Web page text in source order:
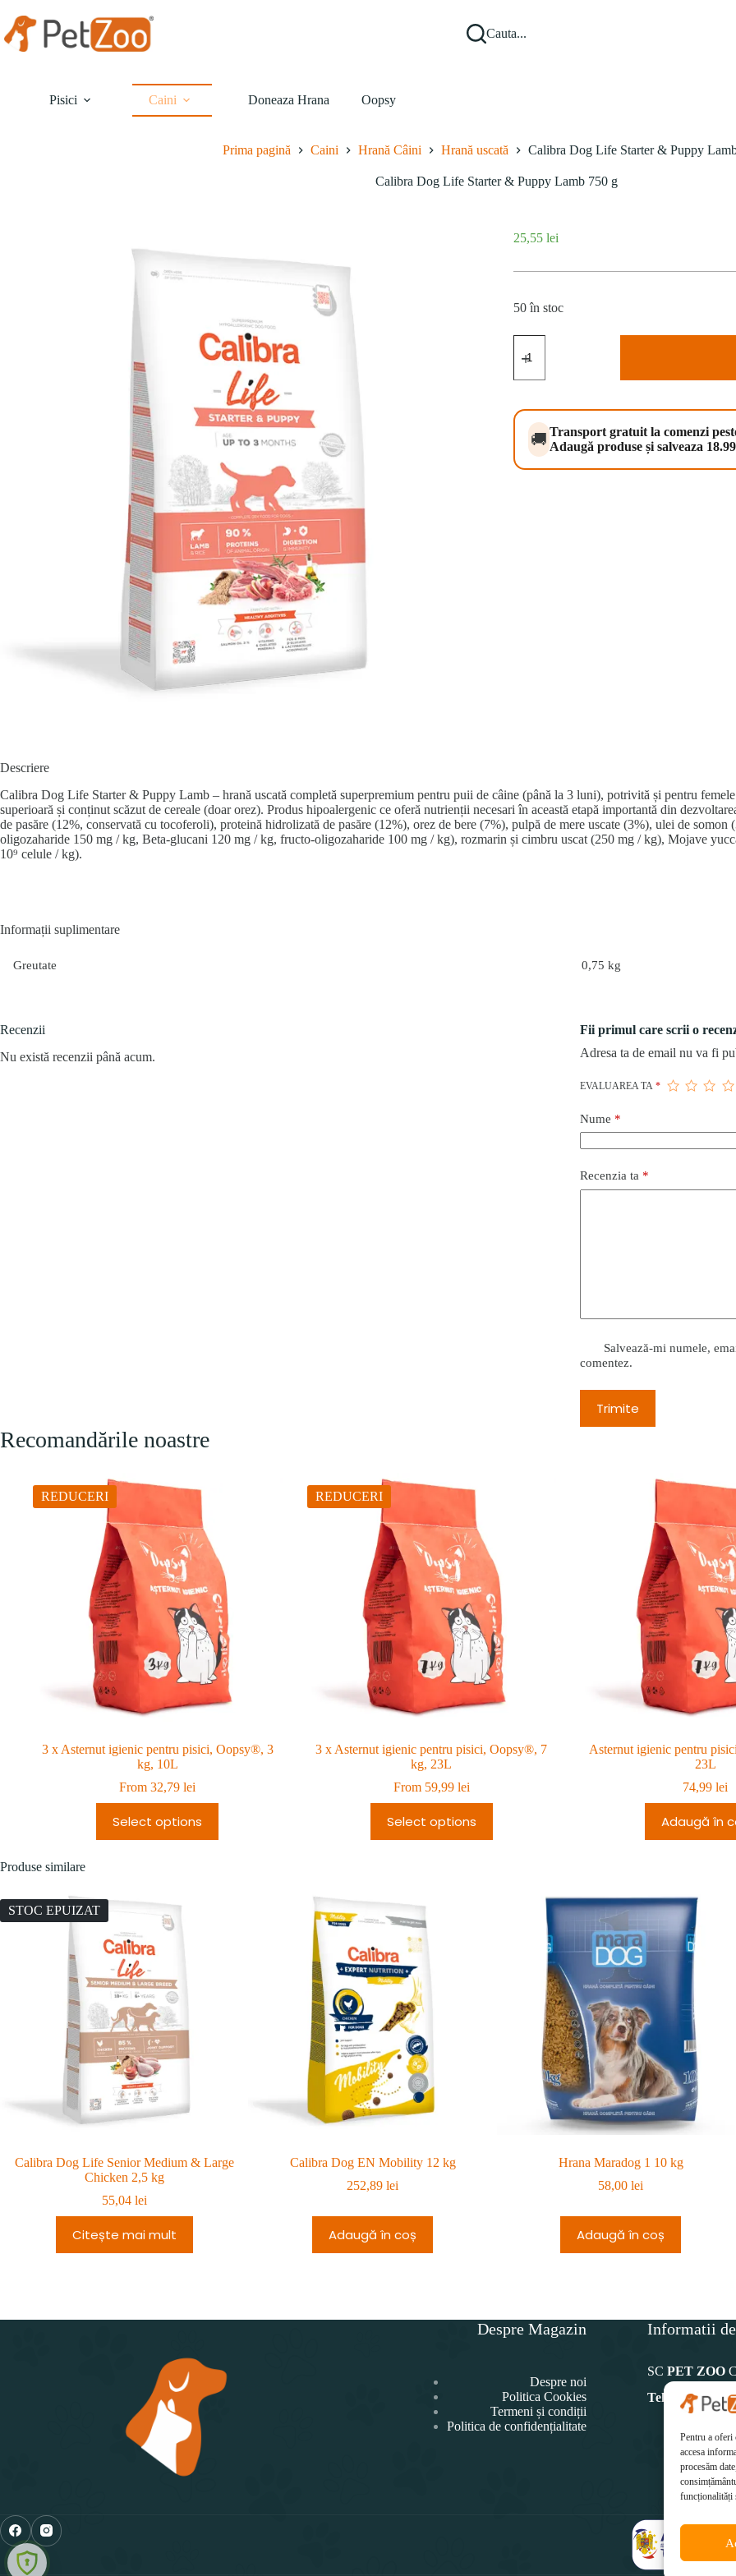
Pentru a oferi
accesa
procesăm
funcționalități
conținut
Cauta...
Pisici Caini Doneaza Hrana Oopsy
Prima pagină Caini Hrană Câini Hrană uscată Calibra Dog Life Starter & Puppy
Calibra Dog Life Starter & Puppy Lamb 750 g
25,55 lei
50 în stoc
Calibra
Life
&
Puppy
Lamb
750
g
🚚 Transport gratuit la comenzi
Adaugă produse și salveaza
Descriere
Calibra Dog Life Starter & Puppy Lamb – hrană uscată completă superpremium pentru puii de câine (până la 3 luni), potrivită și pentru
superioară și conținut scăzut de cereale (doar orez). Produs hipoalergenic ce oferă nutrienții necesari în această etapă importantă din
de pasăre (12%, conservată cu tocoferoli), proteină hidrolizată de pasăre (12%), orez de bere (7%), pulpă de mere uscate (3%), ulei de
oligozaharide 150 mg / kg, Beta-glucani 120 mg / kg, fructo-oligozaharide 100 mg / kg), rozmarin și cimbru uscat (250 mg / kg), Mojave
10⁹ celule / kg).
Informații suplimentare
Greutate 0,75 kg
Recenzii
Nu există recenzii până acum.
Fii primul care scrii o
Adresa ta de email nu va fi
EVALUAREA TA *
Nume *
Recenzia ta *
Salvează-mi numele,
comentez.
Trimite
Recomandările noastre
REDUCERI
3 x Asternut igienic pentru pisici, Oopsy®, 3
kg, 10L
From 32,79lei
Select options
REDUCERI
3 x Asternut igienic pentru pisici, Oopsy®, 7
kg, 23L
From 59,99 lei
Select options
Asternut igienic pentru
23L
74,99lei
Adaugă în
Produse similare
STOC EPUIZAT
Calibra Dog Life Senior Medium & Large
Chicken 2,5 kg
55,04 lei
Citește mai mult
Calibra Dog EN Mobility 12 kg
252,89lei
Adaugă în coș
Hrana Maradog 1 10 kg
58,00lei
Adaugă în coș
Despre Magazin
Despre noi
Politica Cookies
Termeni și condiții
Politica de confidențialitate
Informatii
SC PET ZOO
Telefon:
0771